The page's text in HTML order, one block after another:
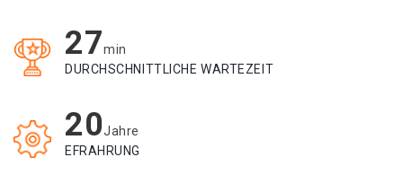
27min
DURCHSCHNITTLICHE WARTEZEIT
20Jahre
EFRAHRUNG